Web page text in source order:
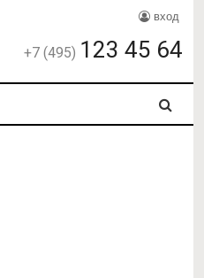
вход
+7 (495) 123 45 64